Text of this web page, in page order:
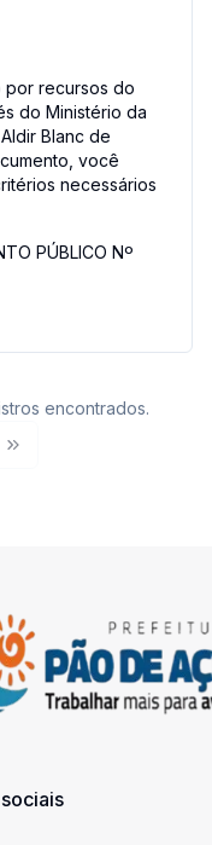
por recursos do
do Ministério da
Blanc de
você
necessários
PÚBLICO Nº
encontrados.
página
Última página